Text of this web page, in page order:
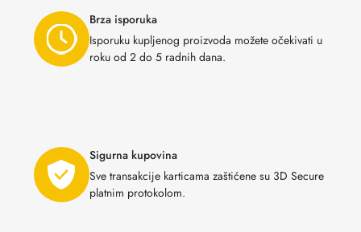
Brza isporuka
Isporuku kupljenog proizvoda možete očekivati u
roku od 2 do 5 radnih dana.
Sigurna kupovina
Sve transakcije karticama zaštićene su 3D Secure
platnim protokolom.